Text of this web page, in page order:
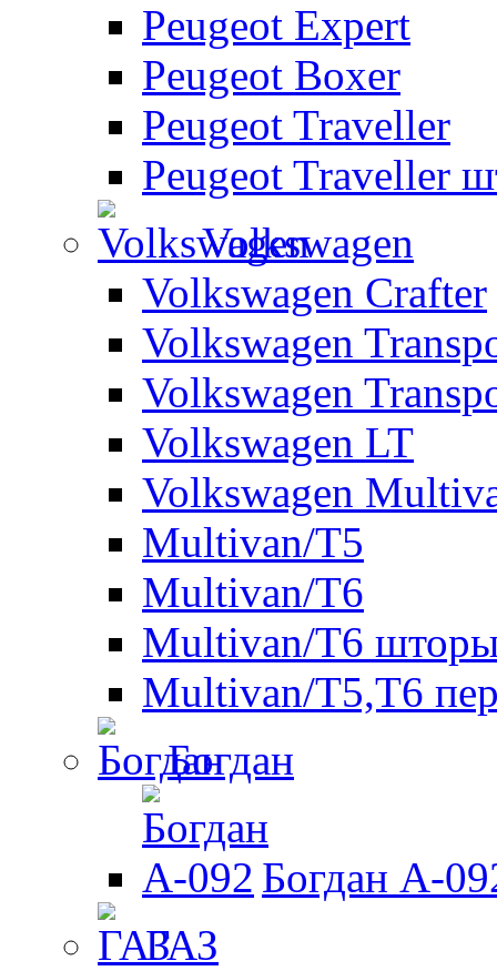
Peugeot Expert
Peugeot Boxer
Peugeot Traveller
Peugeot Traveller
Volkswagen
Volkswagen Crafter
Volkswagen
Volkswagen
Volkswagen LT
Volkswagen
Multivan/T5
Multivan/T6
Multivan/T6 шторы
Multivan/T5,T6
Богдан
Богдан A-
ГАЗ